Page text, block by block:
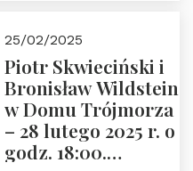
2025 r. godz. 17:30,
DAW ul. Miodowa
17/19
25/02/2025
Piotr Skwieciński i
Bronisław Wildstein
w Domu Trójmorza
– 28 lutego 2025 r. o
godz. 18:00.